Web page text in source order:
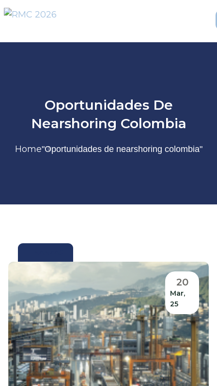
Oportunidades De
Nearshoring​ Colombia
Home"Oportunidades de nearshoring​ colombia"
20
Mar,
25